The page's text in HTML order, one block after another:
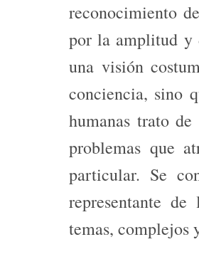
reconocimiento
por la amplitud y
una visión
conciencia, sino
humanas trato
problemas que
particular. Se
representante
temas, complejos